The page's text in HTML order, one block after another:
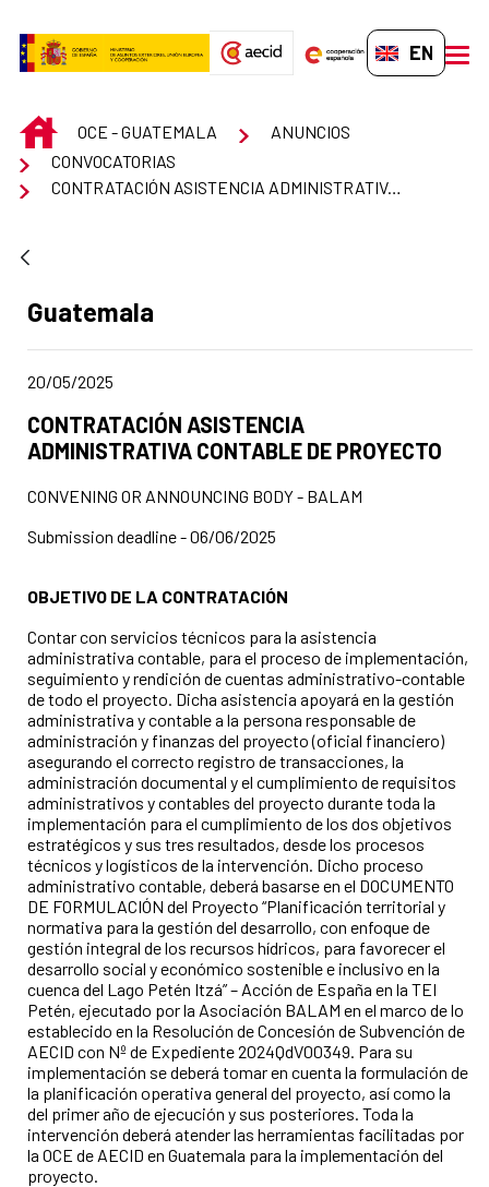
EN-GB
INICIOOCE - GUATEMALA
ANUNCIOS
CONVOCATORIAS
CONTRATACIÓN ASISTENCIA ADMINISTRATIVA CONTABLE DE PROYECTO
Ad section:
Guatemala
Date of publication of the news item
20/05/2025
Title of the announcement:
CONTRATACIÓN ASISTENCIA
ADMINISTRATIVA CONTABLE DE PROYECTO
CONVENING OR ANNOUNCING BODY - BALAM
Submission deadline - 06/06/2025
OBJETIVO DE LA CONTRATACIÓN
Contar con servicios técnicos para la asistencia
administrativa contable, para el proceso de implementación,
seguimiento y rendición de cuentas administrativo-contable
de todo el proyecto. Dicha asistencia apoyará en la gestión
administrativa y contable a la persona responsable de
administración y finanzas del proyecto (oficial financiero)
asegurando el correcto registro de transacciones, la
administración documental y el cumplimiento de requisitos
administrativos y contables del proyecto durante toda la
implementación para el cumplimiento de los dos objetivos
estratégicos y sus tres resultados, desde los procesos
técnicos y logísticos de la intervención. Dicho proceso
administrativo contable, deberá basarse en el DOCUMENTO
DE FORMULACIÓN del Proyecto “Planificación territorial y
normativa para la gestión del desarrollo, con enfoque de
gestión integral de los recursos hídricos, para favorecer el
desarrollo social y económico sostenible e inclusivo en la
cuenca del Lago Petén Itzá” – Acción de España en la TEI
Petén, ejecutado por la Asociación BALAM en el marco de lo
establecido en la Resolución de Concesión de Subvención de
AECID con Nº de Expediente 2024QdV00349. Para su
implementación se deberá tomar en cuenta la formulación de
la planificación operativa general del proyecto, así como la
del primer año de ejecución y sus posteriores. Toda la
intervención deberá atender las herramientas facilitadas por
la OCE de AECID en Guatemala para la implementación del
proyecto.